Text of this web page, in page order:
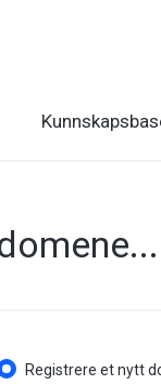
Registrere et nytt